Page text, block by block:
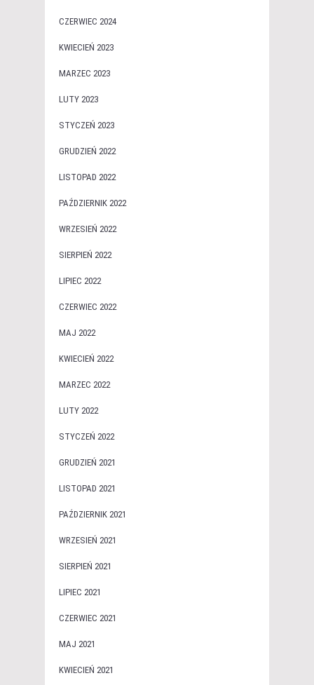
CZERWIEC 2024
KWIECIEŃ 2023
MARZEC 2023
LUTY 2023
STYCZEŃ 2023
GRUDZIEŃ 2022
LISTOPAD 2022
PAŹDZIERNIK 2022
WRZESIEŃ 2022
SIERPIEŃ 2022
LIPIEC 2022
CZERWIEC 2022
MAJ 2022
KWIECIEŃ 2022
MARZEC 2022
LUTY 2022
STYCZEŃ 2022
GRUDZIEŃ 2021
LISTOPAD 2021
PAŹDZIERNIK 2021
WRZESIEŃ 2021
SIERPIEŃ 2021
LIPIEC 2021
CZERWIEC 2021
MAJ 2021
KWIECIEŃ 2021